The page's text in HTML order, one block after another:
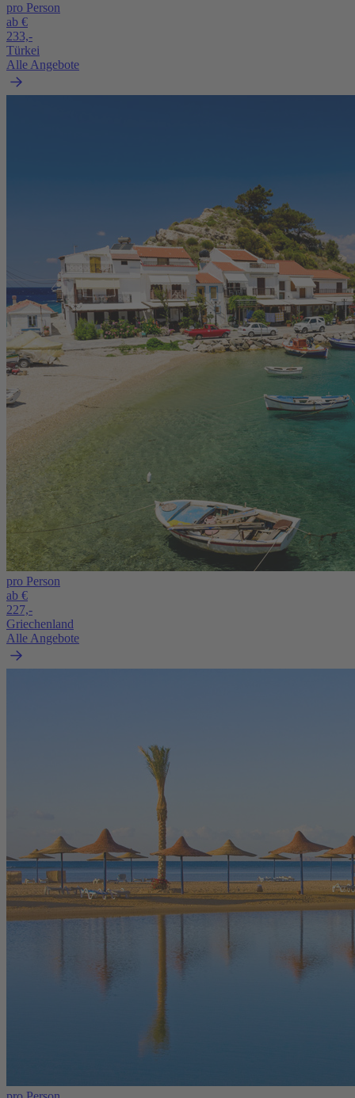
pro Person
ab €
233,-
Türkei
Alle Angebote
pro Person
ab €
227,-
Griechenland
Alle Angebote